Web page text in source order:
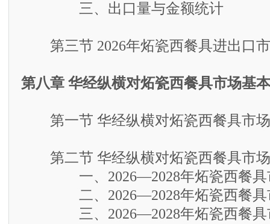
三、出口量与金额统计
第三节 2026年炻瓷西餐具进出口
第八章 华经纵横对炻瓷西餐具市场基
第一节 华经纵横对炻瓷西餐具市场
第二节 华经纵横对炻瓷西餐具市
一、2026—2028年炻瓷西餐具市
二、2026—2028年炻瓷西餐具市
三、2026—2028年炻瓷西餐具